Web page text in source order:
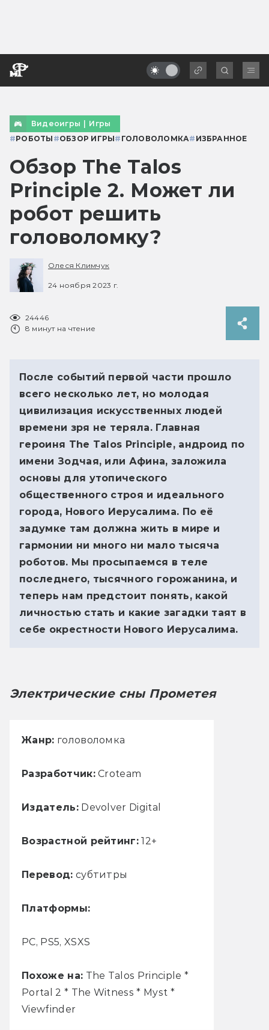
Видеоигры | Игры
#РОБОТЫ #ОБЗОР ИГРЫ# ГОЛОВОЛОМКА# ИЗБРАННОЕ
Обзор The Talos
Principle 2. Может ли
робот решить
головоломку?
Олеся Климчук
24 ноября 2023 г.
24446
8 минут на чтение
После событий первой части прошло
всего несколько лет, но молодая
цивилизация искусственных людей
времени зря не теряла. Главная
героиня The Talos Principle, андроид по
имени Зодчая, или Афина, заложила
основы для утопического
общественного строя и идеального
города, Нового Иерусалима. По её
задумке там должна жить в мире и
гармонии ни много ни мало тысяча
роботов. Мы просыпаемся в теле
последнего, тысячного горожанина, и
теперь нам предстоит понять, какой
личностью стать и какие загадки таят в
себе окрестности Нового Иерусалима.
Электрические сны Прометея
Жанр: головоломка
Разработчик:Croteam
Издатель:Devolver Digital
Возрастной рейтинг: 12+
Перевод: субтитры
Платформы:
PC, PS5, XSXS
Похоже на: The Talos Principle *
Portal 2 * The Witness * Myst *
Viewfinder